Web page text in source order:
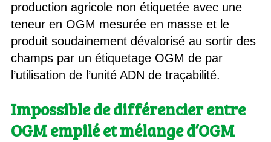
production agricole non étiquetée avec une
teneur en OGM mesurée en masse et le
produit soudainement dévalorisé au sortir des
champs par un étiquetage OGM de par
l’utilisation de l’unité ADN de traçabilité.
Impossible de différencier entre
OGM empilé et mélange d’OGM